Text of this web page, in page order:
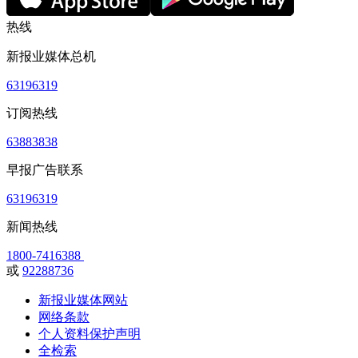
热线
新报业媒体总机
63196319
订阅热线
63883838
早报广告联系
63196319
新闻热线
1800-7416388
或 92288736
新报业媒体网站
网络条款
个人资料保护声明
全检索